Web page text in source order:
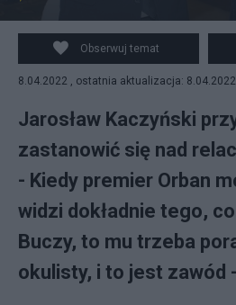
Jarosław Kaczyński i Viktor
się dogadywali. To się zmieniło.
Obserwuj temat
8.04.2022 , ostatnia aktualizacja:
Jarosław Kaczyński
zastanowić się nad
- Kiedy premier Orban
widzi dokładnie tego,
Buczy, to mu trzeba
okulisty, i to jest zawód